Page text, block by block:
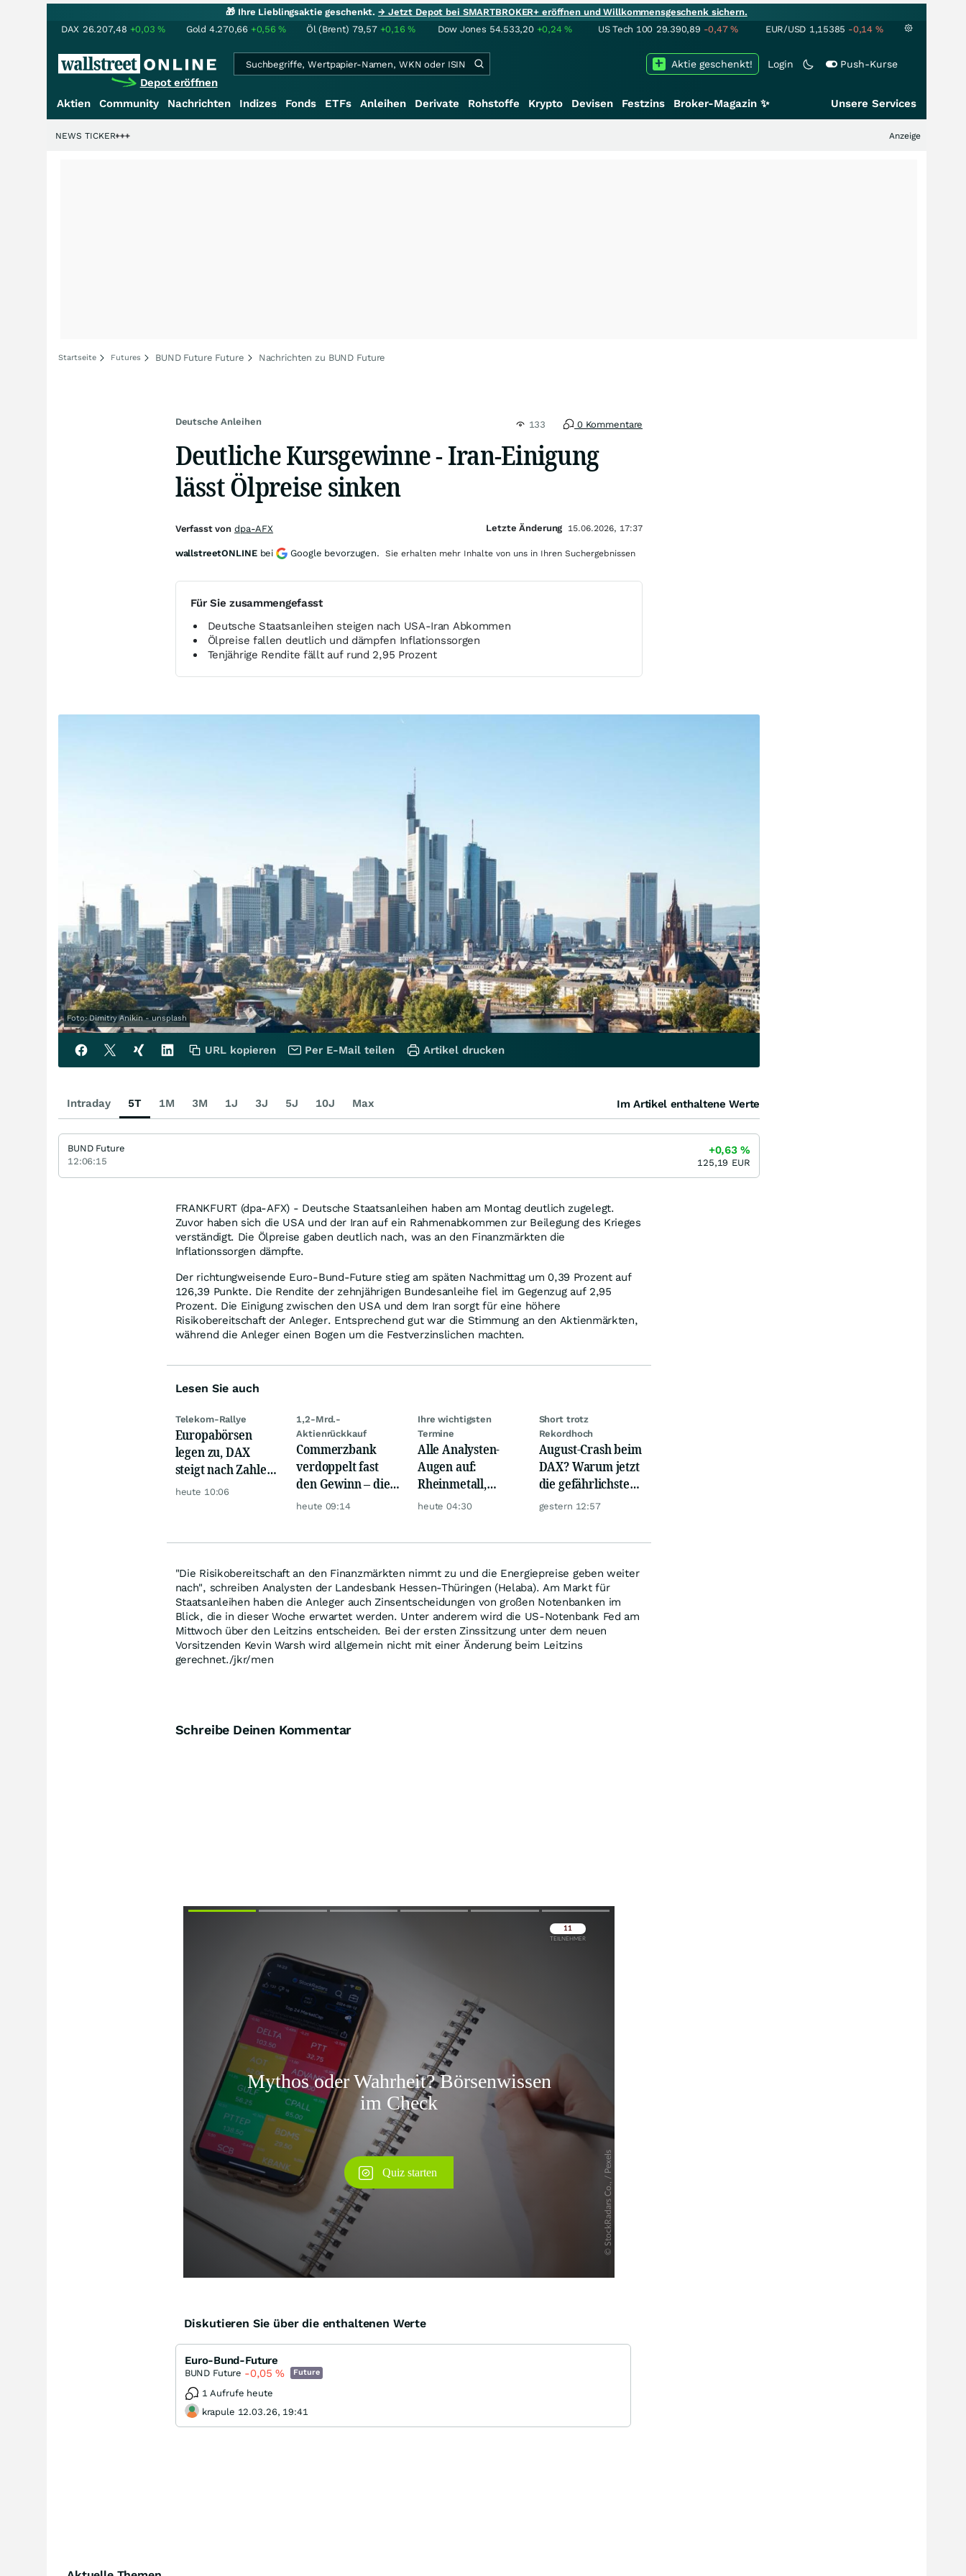
🎁 Ihre Lieblingsaktie geschenkt.→ Jetzt Depot bei SMARTBROKER+ eröffnen und Willkommensgeschenk sichern.
DAX 26.207,48 +0,03% Gold 4.270,66 +0,56% Öl (Brent) 79,57 +0,16% Dow Jones 54.533,20 +0,24% US Tech 100 29.390,89 -0,47% EUR/USD 1,15385 -0,14 %
Depot eröffnen
Login Push-Kurse
Aktie geschenkt!
Aktien Community Nachrichten Indizes Fonds ETFs Anleihen Derivate Rohstoffe Krypto Devisen Festzins Broker-Magazin ✨ Unsere Services
+++ Anzeige
NEWS TICKER
Startseite Futures BUND Future Future Nachrichten zu BUND Future
Deutsche Anleihen 133 0 Kommentare
Deutliche Kursgewinne - Iran-Einigung
lässt Ölpreise sinken
Für Sie zusammengefasst
Deutsche Staatsanleihen steigen nach USA-Iran Abkommen
Ölpreise fallen deutlich und dämpfen Inflationssorgen
Tenjährige Rendite fällt auf rund 2,95 Prozent
Foto: Dimitry Anikin - unsplash
FRANKFURT (dpa-AFX) - Deutsche Staatsanleihen haben am Montag deutlich zugelegt.
Zuvor haben sich die USA und der Iran auf ein Rahmenabkommen zur Beilegung des Krieges
verständigt. Die Ölpreise gaben deutlich nach, was an den Finanzmärkten die
Inflationssorgen dämpfte.
Der richtungweisende Euro-Bund-Future stieg am späten Nachmittag um 0,39 Prozent auf
126,39 Punkte. Die Rendite der zehnjährigen Bundesanleihe fiel im Gegenzug auf 2,95
Prozent. Die Einigung zwischen den USA und dem Iran sorgt für eine höhere
Risikobereitschaft der Anleger. Entsprechend gut war die Stimmung an den Aktienmärkten,
während die Anleger einen Bogen um die Festverzinslichen machten.
Lesen Sie auch
Telekom-Rallye
Europabörsen
legen zu, DAX
steigt nach Zahlen
von Rheinmetall,
heute 10:06
1,2-Mrd.-
Aktienrückkauf
Commerzbank
verdoppelt fast
den Gewinn – die
Aktie schwankt
heute 09:14
Ihre wichtigsten
Termine
Alle Analysten-
Augen auf:
Rheinmetall,
Deutsche Telekom,
heute 04:30
Short trotz
Rekordhoch
August-Crash beim
DAX? Warum jetzt
die gefährlichste
Phase beginnt
gestern 12:57
"Die Risikobereitschaft an den Finanzmärkten nimmt zu und die Energiepreise geben weiter
nach", schreiben Analysten der Landesbank Hessen-Thüringen (Helaba). Am Markt für
Staatsanleihen haben die Anleger auch Zinsentscheidungen von großen Notenbanken im
Blick, die in dieser Woche erwartet werden. Unter anderem wird die US-Notenbank Fed am
Mittwoch über den Leitzins entscheiden. Bei der ersten Zinssitzung unter dem neuen
Vorsitzenden Kevin Warsh wird allgemein nicht mit einer Änderung beim Leitzins
gerechnet./jkr/men
Schreibe Deinen Kommentar
Überspringen
Diskutieren Sie über die enthaltenen Werte
Euro-Bund-Future
BUND Future -0,05% Future
1 Aufrufe heute
krapule 12.03.26, 19:41
Verfasst von dpa-AFX Letzte Änderung 15.06.2026, 17:37
wallstreetONLINE bei Google bevorzugen. Sie erhalten mehr Inhalte von uns in Ihren Suchergebnissen
URL kopieren Per E-Mail teilen Artikel drucken
Intraday 5T 1M 3M 1J 3J 5J 10J Max Im Artikel enthaltene Werte
BUND Future
12:06:15
+0,63%
125,19 EUR